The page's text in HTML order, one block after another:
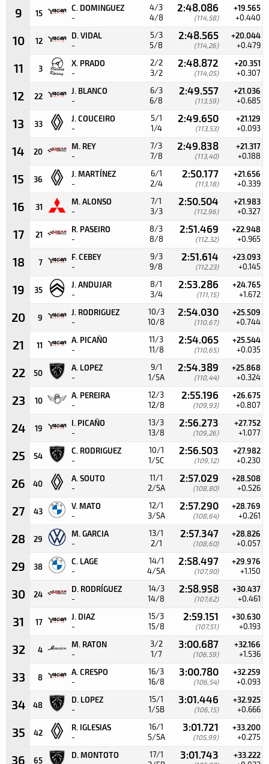
9 15
C. DOMINGUEZ
-
4/3
4/8
2:48.086
(114,58)
+19.565
+0.440
10 12
D. VIDAL
-
5/3
5/8
2:48.565
(114,26)
+20.044
+0.479
11 3
X. PRADO
-
2/2
3/2
2:48.872
(114,05)
+20.351
+0.307
12 22
J. BLANCO
-
6/3
6/8
2:49.557
(113,59)
+21.036
+0.685
13 33
J. COUCEIRO
-
5/1
1/4
2:49.650
(113,53)
+21.129
+0.093
14 20
M. REY
-
7/3
7/8
2:49.838
(113,40)
+21.317
+0.188
15 36
J. MARTÍNEZ
-
6/1
2/4
2:50.177
(113,18)
+21.656
+0.339
16 31
M. ALONSO
-
7/1
3/3
2:50.504
(112,96)
+21.983
+0.327
17 21
R. PASEIRO
-
8/3
8/8
2:51.469
(112,32)
+22.948
+0.965
18 7
F. CEBEY
-
9/3
9/8
2:51.614
(112,23)
+23.093
+0.145
19 35
J. ANDUJAR
-
8/1
3/4
2:53.286
(111,15)
+24.765
+1.672
20 9
J. RODRIGUEZ
-
10/3
10/8
2:54.030
(110,67)
+25.509
+0.744
21 11
A. PICAÑO
-
11/3
11/8
2:54.065
(110,65)
+25.544
+0.035
22 50
A. LOPEZ
-
9/1
1/5A
2:54.389
(110,44)
+25.868
+0.324
23 10
A. PEREIRA
-
12/3
12/8
2:55.196
(109,93)
+26.675
+0.807
24 19
I. PICAÑO
-
13/3
13/8
2:56.273
(109,26)
+27.752
+1.077
25 54
C. RODRIGUEZ
-
10/1
1/5C
2:56.503
(109,12)
+27.982
+0.230
26 40
A. SOUTO
-
11/1
2/5A
2:57.029
(108,80)
+28.508
+0.526
27 43
V. MATO
-
12/1
3/5A
2:57.290
(108,64)
+28.769
+0.261
28 29
M. GARCIA
-
13/1
2/1
2:57.347
(108,60)
+28.826
+0.057
29 38
C. LAGE
-
14/1
4/5A
2:58.497
(107,90)
+29.976
+1.150
30 24
D. RODRÍGUEZ
-
14/3
14/8
2:58.958
(107,62)
+30.437
+0.461
31 17
J. DIAZ
-
15/3
15/8
2:59.151
(107,51)
+30.630
+0.193
32 4
M. RATON
-
3/2
1/7
3:00.687
(106,59)
+32.166
+1.536
33 8
A. CRESPO
-
16/3
16/8
3:00.780
(106,54)
+32.259
+0.093
34 48
D. LOPEZ
-
15/1
1/5B
3:01.446
(106,15)
+32.925
+0.666
35 42
R. IGLESIAS
-
16/1
5/5A
3:01.721
(105,99)
+33.200
+0.275
36 65
D. MONTOTO
17/1
3:01.743 +33.222